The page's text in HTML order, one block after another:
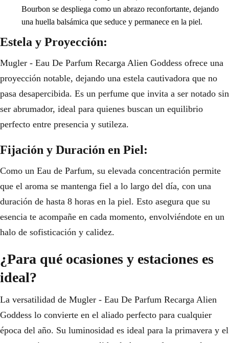
Bourbon se despliega como un abrazo reconfortante, dejando
una huella balsámica que seduce y permanece en la piel.
Estela y Proyección:
Mugler - Eau De Parfum Recarga Alien Goddess ofrece una
proyección notable, dejando una estela cautivadora que no
pasa desapercibida. Es un perfume que invita a ser notado sin
ser abrumador, ideal para quienes buscan un equilibrio
perfecto entre presencia y sutileza.
Fijación y Duración en Piel:
Como un Eau de Parfum, su elevada concentración permite
que el aroma se mantenga fiel a lo largo del día, con una
duración de hasta 8 horas en la piel. Esto asegura que su
esencia te acompañe en cada momento, envolviéndote en un
halo de sofisticación y calidez.
¿Para qué ocasiones y estaciones es
ideal?
La versatilidad de Mugler - Eau De Parfum Recarga Alien
Goddess lo convierte en el aliado perfecto para cualquier
época del año. Su luminosidad es ideal para la primavera y el